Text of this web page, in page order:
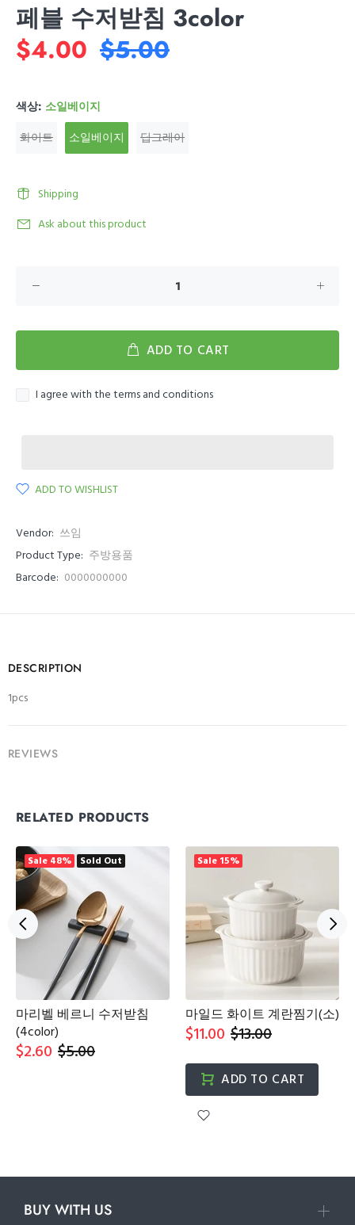
페블 수저받침 3color
$4.00 $5.00
색상: 소일베이지
화이트 소일베이지 딥그레이
Shipping
Ask about this product
ADD TO CART
I agree with the terms and conditions
ADD TO WISHLIST
Vendor: 쓰임
Product Type: 주방용품
Barcode: 0000000000
DESCRIPTION
1pcs
REVIEWS
RELATED PRODUCTS
Sale 48% Sold Out
마리벨 베르니 수저받침
(4color)
$2.60 $5.00
Sale 15%
마일드 화이트 계란찜기(소)
$11.00 $13.00
ADD TO CART
BUY WITH US